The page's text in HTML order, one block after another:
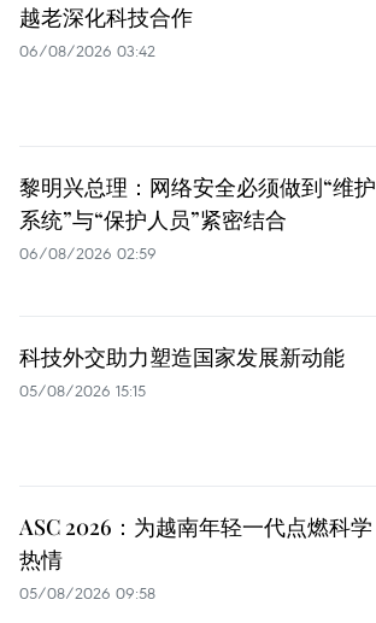
越老深化科技合作
06/08/2026 03:42
黎明兴总理：网络安全必须做到“维护
系统”与“保护人员”紧密结合
06/08/2026 02:59
科技外交助力塑造国家发展新动能
05/08/2026 15:15
ASC 2026：为越南年轻一代点燃科学
热情
05/08/2026 09:58